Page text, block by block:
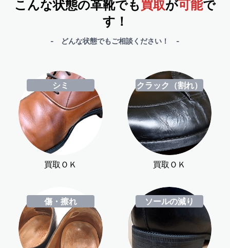
こんな状態の革靴でも買取が可能で
す！
- どんな状態でもご相談ください！ -
シミ
買取ＯＫ
クラック（割れ）
買取ＯＫ
傷・擦れ ソールの減り